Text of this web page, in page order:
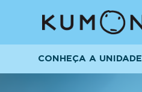
CONHEÇA A UNIDADE